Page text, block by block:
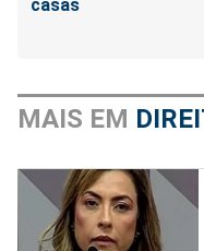
casas
MAIS EM